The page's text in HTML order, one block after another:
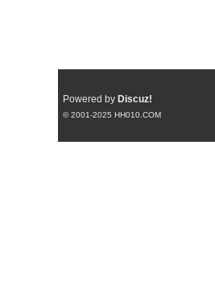
Powered by Discuz!
© 2001-2025 HH010.COM